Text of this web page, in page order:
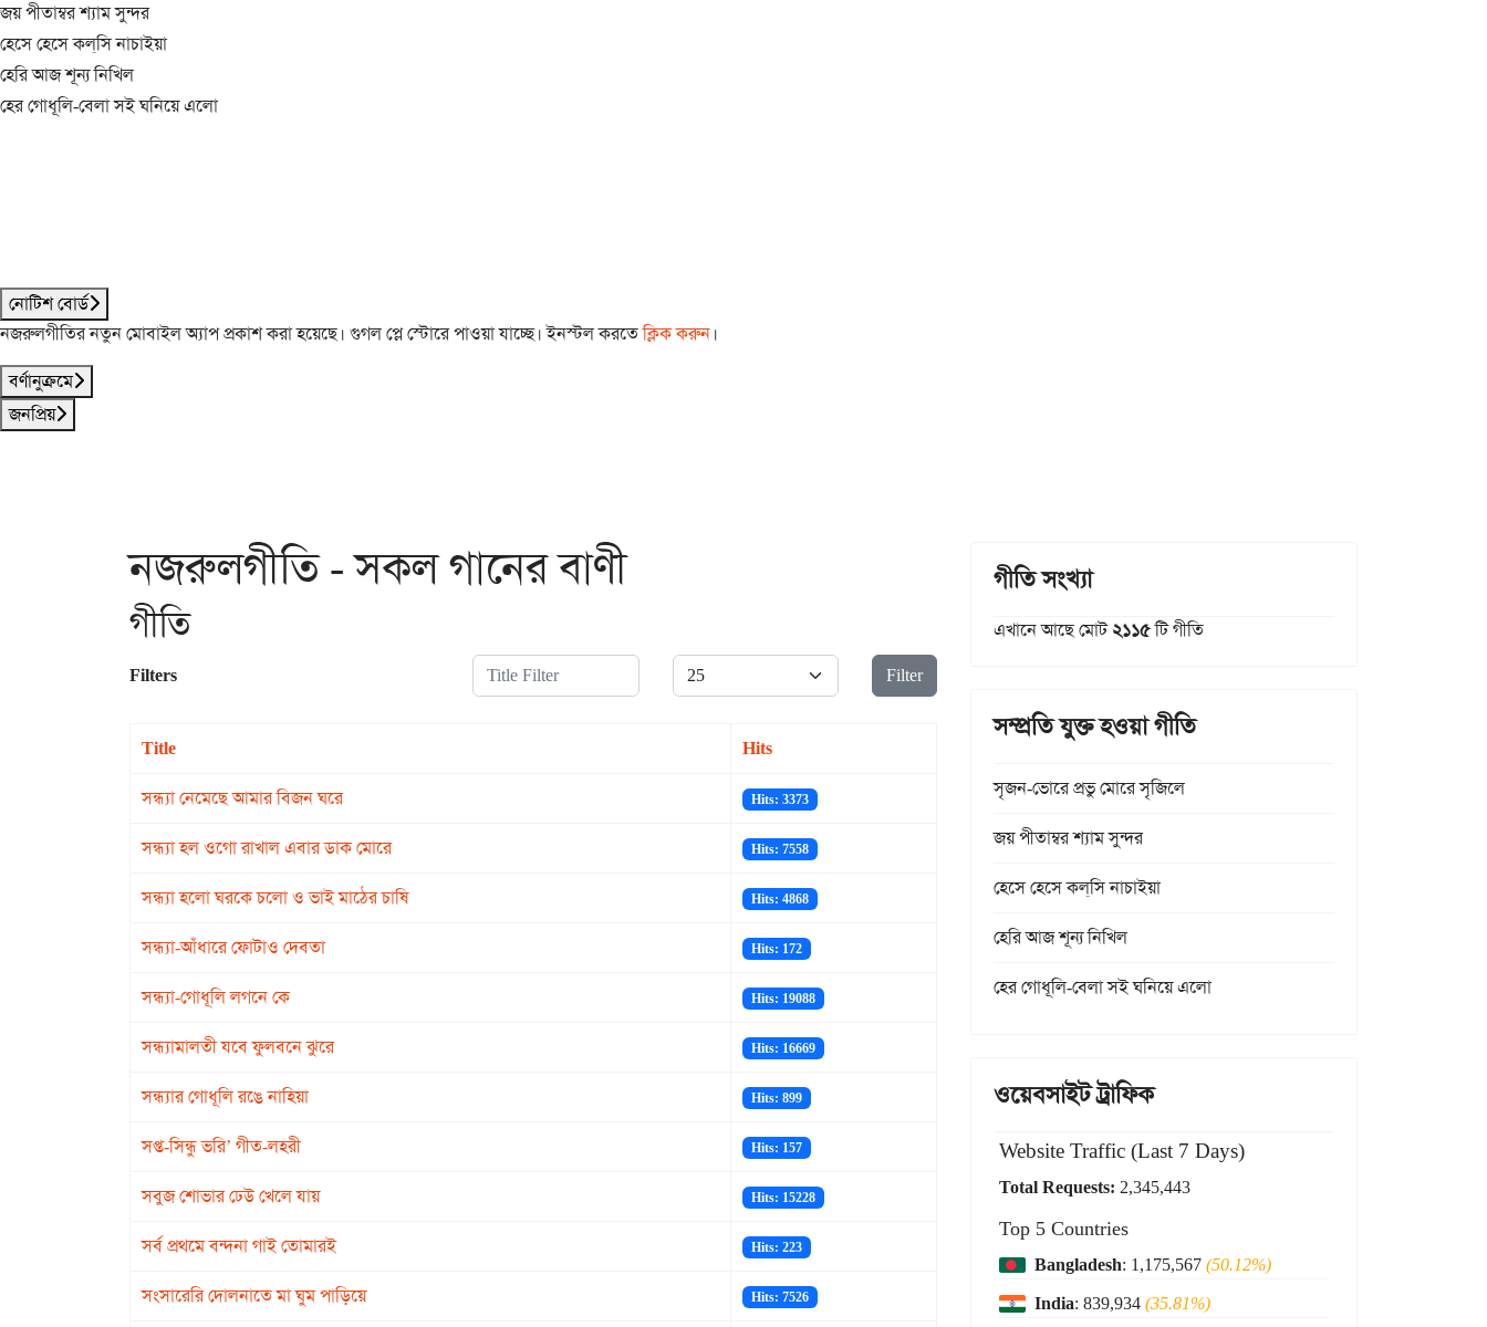
জয় পীতাম্বর শ্যাম সুন্দর
হেসে হেসে কল্‌সি নাচাইয়া
হেরি আজ শূন্য নিখিল
হের গোধূলি-বেলা সই ঘনিয়ে এলো
নোটিশ বোর্ড
নজরুলগীতির নতুন মোবাইল অ্যাপ প্রকাশ করা হয়েছে। গুগল প্লে স্টোরে পাওয়া যাচ্ছে। ইনস্টল করতেক্লিক করুন।
বর্ণানুক্রমে
জনপ্রিয়
নজরুলগীতি - সকল গানের বাণী
গীতি
Filters Title Filter Display # Filter
Title Hits
সন্ধ্যা নেমেছে আমার বিজন ঘরে Hits: 3373
সন্ধ্যা হল ওগো রাখাল এবার ডাক মোরে Hits: 7558
সন্ধ্যা হলো ঘরকে চলো ও ভাই মাঠের চাষি Hits: 4868
সন্ধ্যা-আঁধারে ফোটাও দেবতা Hits: 172
সন্ধ্যা-গোধূলি লগনে কে Hits: 19088
সন্ধ্যামালতী যবে ফুলবনে ঝুরে Hits: 16669
সন্ধ্যার গোধূলি রঙে নাহিয়া Hits: 899
সপ্ত-সিন্ধু ভরি’ গীত-লহরী Hits: 157
সবুজ শোভার ঢেউ খেলে যায় Hits: 15228
সর্ব প্রথমে বন্দনা গাই তোমারই Hits: 223
সংসারেরি দোলনাতে মা ঘুম পাড়িয়ে Hits: 7526
গীতি সংখ্যা
এখানে আছে মোট২১১৫টি গীতি
সম্প্রতি যুক্ত হওয়া গীতি
সৃজন-ভোরে প্রভু মোরে সৃজিলে
জয় পীতাম্বর শ্যাম সুন্দর
হেসে হেসে কল্‌সি নাচাইয়া
হেরি আজ শূন্য নিখিল
হের গোধূলি-বেলা সই ঘনিয়ে এলো
ওয়েবসাইট ট্রাফিক
Website Traffic (Last 7 Days)
Total Requests: 2,345,443
Top 5 Countries
Bangladesh: 1,175,567(50.12%)
India: 839,934(35.81%)